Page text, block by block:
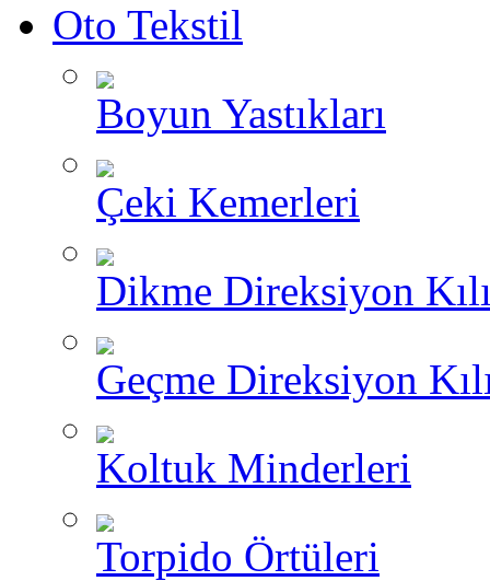
Oto Tekstil
Boyun Yastıkları
Çeki Kemerleri
Dikme Direksiyon
Geçme Direksiyon
Koltuk Minderleri
Torpido Örtüleri